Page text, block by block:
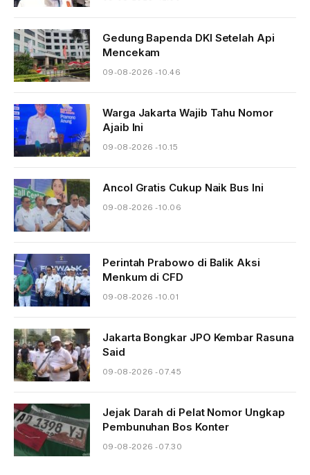
Gedung Bapenda DKI Setelah Api
Mencekam
09-08-2026 - 10.46
Warga Jakarta Wajib Tahu Nomor
Ajaib Ini
09-08-2026 - 10.15
Ancol Gratis Cukup Naik Bus Ini
09-08-2026 - 10.06
Perintah Prabowo di Balik Aksi
Menkum di CFD
09-08-2026 - 10.01
Jakarta Bongkar JPO Kembar Rasuna
Said
09-08-2026 - 07.45
Jejak Darah di Pelat Nomor Ungkap
Pembunuhan Bos Konter
09-08-2026 - 07.30